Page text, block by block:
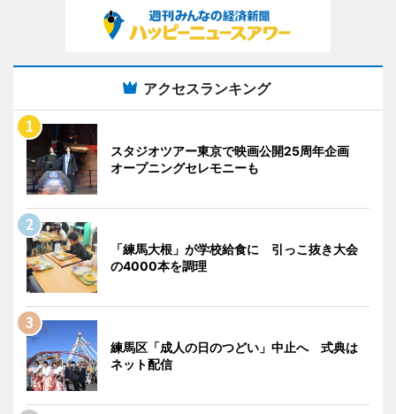
アクセスランキング
スタジオツアー東京で映画公開25周年企画
オープニングセレモニーも
「練馬大根」が学校給食に 引っこ抜き大会
の4000本を調理
練馬区「成人の日のつどい」中止へ 式典は
ネット配信